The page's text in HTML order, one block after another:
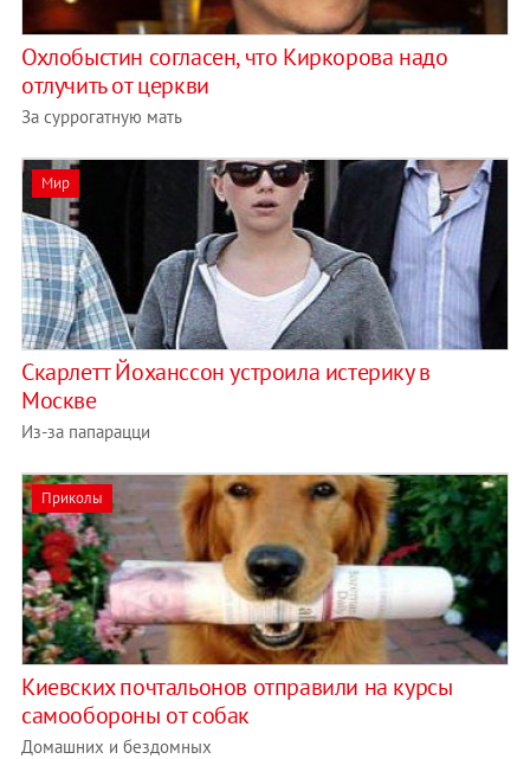
Охлобыстин согласен, что Киркорова надо
отлучить от церкви
За суррогатную мать
Мир
Скарлетт Йоханссон устроила истерику в
Москве
Из-за папарацци
Приколы
Киевских почтальонов отправили на курсы
самообороны от собак
Домашних и бездомных